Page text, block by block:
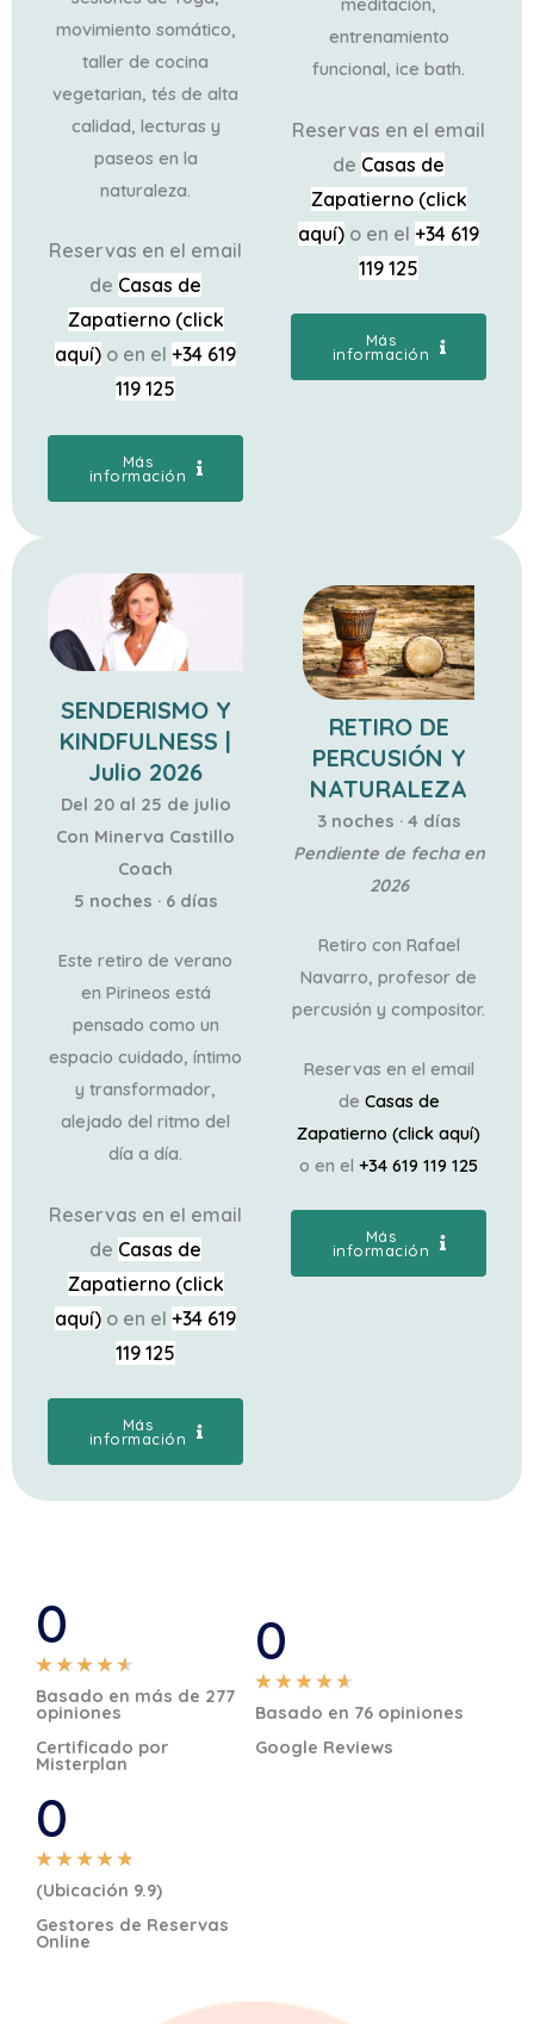
movimiento somático,
taller de cocina
vegetarian, tés de alta
calidad, lecturas y
paseos en la
naturaleza.
Reservas en el email
de Casas de
Zapatierno (click
aquí) o en el +34 619
119 125
Más
información
meditación,
entrenamiento
funcional, ice bath.
Reservas en el email
de Casas de
Zapatierno (click
aquí) o en el +34 619
119 125
Más
información
SENDERISMO Y
KINDFULNESS |
Julio 2026
Del 20 al 25 de julio
Con Minerva Castillo
Coach
5 noches · 6 días
Este retiro de verano
en Pirineos está
pensado como un
espacio cuidado, íntimo
y transformador,
alejado del ritmo del
día a día.
Reservas en el email
de Casas de
Zapatierno (click
aquí) o en el +34 619
119 125
Más
información
RETIRO DE
PERCUSIÓN Y
NATURALEZA
3 noches · 4 días
Pendiente de fecha en
2026
Retiro con Rafael
Navarro, profesor de
percusión y compositor.
Reservas en el email
de Casas de
Zapatierno (click aquí)
o en el +34 619 119 125
Más
información
0
★ ★ ★ ★ ★V
a
o
d
o
c
Basado en más de 277
opiniones
Certificado por
Misterplan
0
★ ★ ★ ★ ★V
a
l
Basado en 76 opiniones
Google Reviews
0
★ ★ ★ ★ ★V
a
l
(Ubicación 9.9)
Gestores de Reservas
Online